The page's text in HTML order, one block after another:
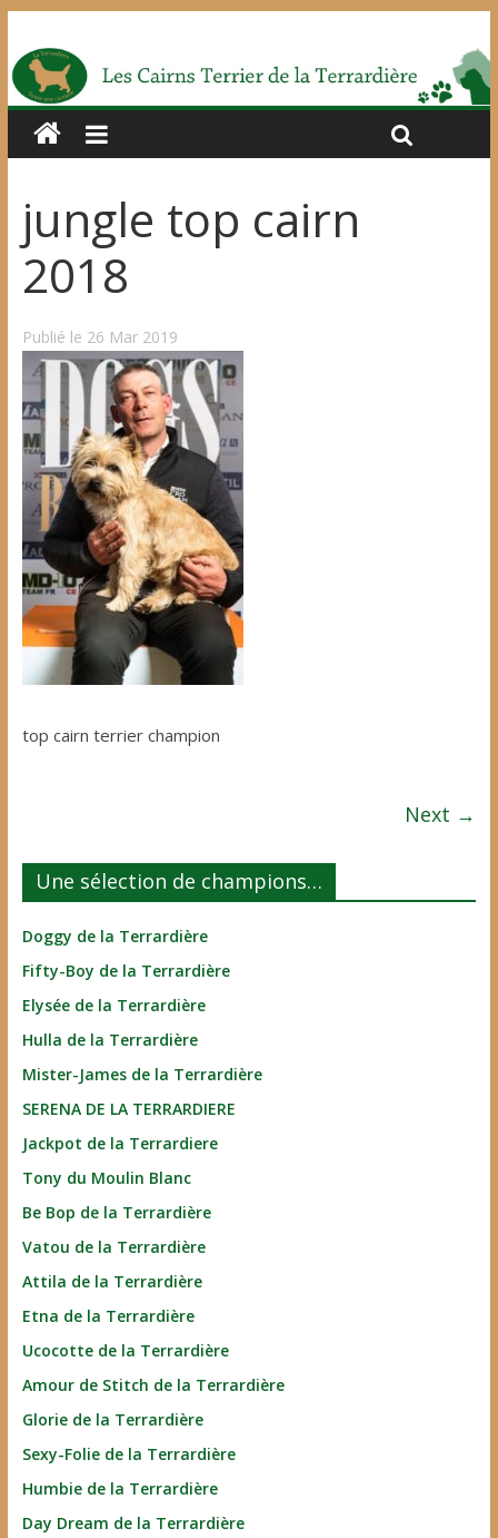
jungle top cairn
2018
Publié le 26 Mar 2019
top cairn terrier champion
Next →
Une sélection de champions…
Doggy de la Terrardière
Fifty-Boy de la Terrardière
Elysée de la Terrardière
Hulla de la Terrardière
Mister-James de la Terrardière
SERENA DE LA TERRARDIERE
Jackpot de la Terrardiere
Tony du Moulin Blanc
Be Bop de la Terrardière
Vatou de la Terrardière
Attila de la Terrardière
Etna de la Terrardière
Ucocotte de la Terrardière
Amour de Stitch de la Terrardière
Glorie de la Terrardière
Sexy-Folie de la Terrardière
Humbie de la Terrardière
Day Dream de la Terrardière